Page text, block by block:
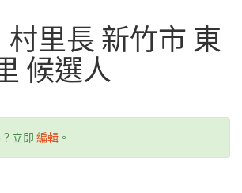
村里長 新竹市 東
候選人
立即 編輯 。